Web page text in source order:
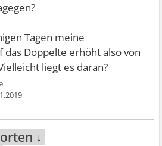
Tagen meine
das Doppelte erhöht also von
liegt es daran?
↓